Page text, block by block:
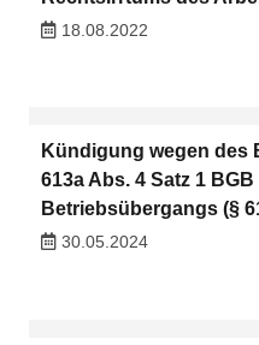
18.08.2022
Kündigung wegen des
613a Abs. 4 Satz 1
Betriebsübergangs (§
30.05.2024